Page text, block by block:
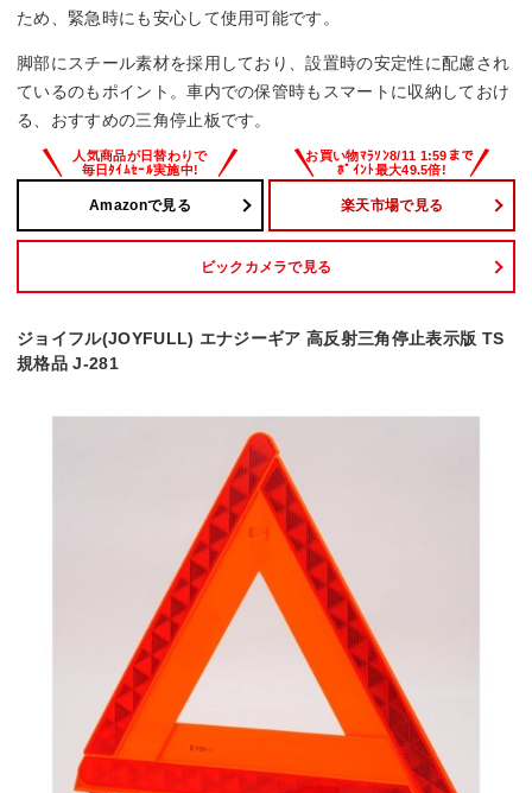
ため、緊急時にも安心して使用可能です。
脚部にスチール素材を採用しており、設置時の安定性に配慮され
ているのもポイント。車内での保管時もスマートに収納しておけ
る、おすすめの三角停止板です。
Amazonで見る 楽天市場で見る
ビックカメラで見る
ジョイフル(JOYFULL) エナジーギア 高反射三角停止表示版 TS
規格品 J-281